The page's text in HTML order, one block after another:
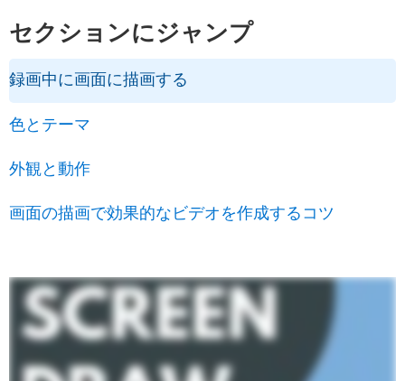
セクションにジャンプ
録画中に画面に描画する
色とテーマ
外観と動作
画面の描画で効果的なビデオを作成するコツ